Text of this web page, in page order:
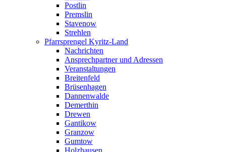
Postlin
Premslin
Stavenow
Strehlen
Pfarrsprengel Kyritz-Land
Nachrichten
Ansprechpartner und Adressen
Veranstaltungen
Breitenfeld
Brüsenhagen
Dannenwalde
Demerthin
Drewen
Gantikow
Granzow
Gumtow
Holzhausen